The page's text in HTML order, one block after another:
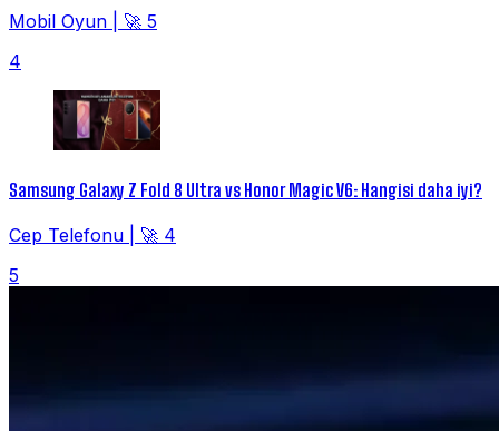
Mobil Oyun
🚀 5
4
Samsung Galaxy Z Fold 8 Ultra vs Honor Magic V6: Hangisi daha iyi?
Cep Telefonu
🚀 4
5